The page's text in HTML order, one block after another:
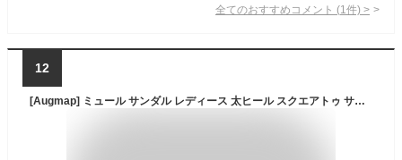
全てのおすすめコメント (1 件) >
12
[Augmap] ミュール サンダル レディース 太ヒール スクエアトゥ サボ ミュールサンダル チャンキーヒール アーモンドトゥ フェイクレザー 歩きやすい 疲れない 厚底 美脚 おしゃれ 大人 婦人靴 カジュアル フェミニン 春夏秋 (ブラック, 23.5 cm)